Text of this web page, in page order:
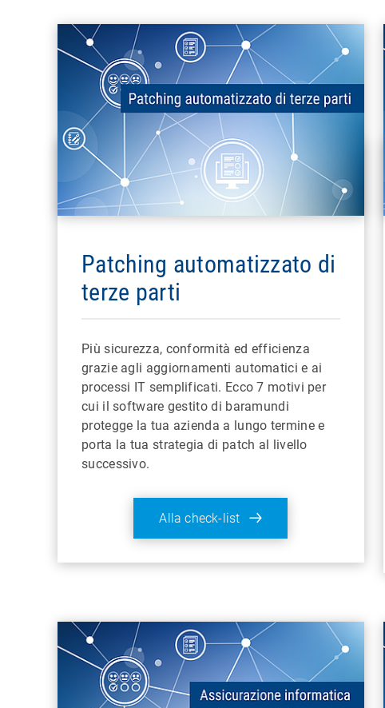
Patching automatizzato di
terze parti
Più sicurezza, conformità ed efficienza
grazie agli aggiornamenti automatici e ai
processi IT semplificati. Ecco 7 motivi per
cui il software gestito di baramundi
protegge la tua azienda a lungo termine e
porta la tua strategia di patch al livello
successivo.
Alla check-list